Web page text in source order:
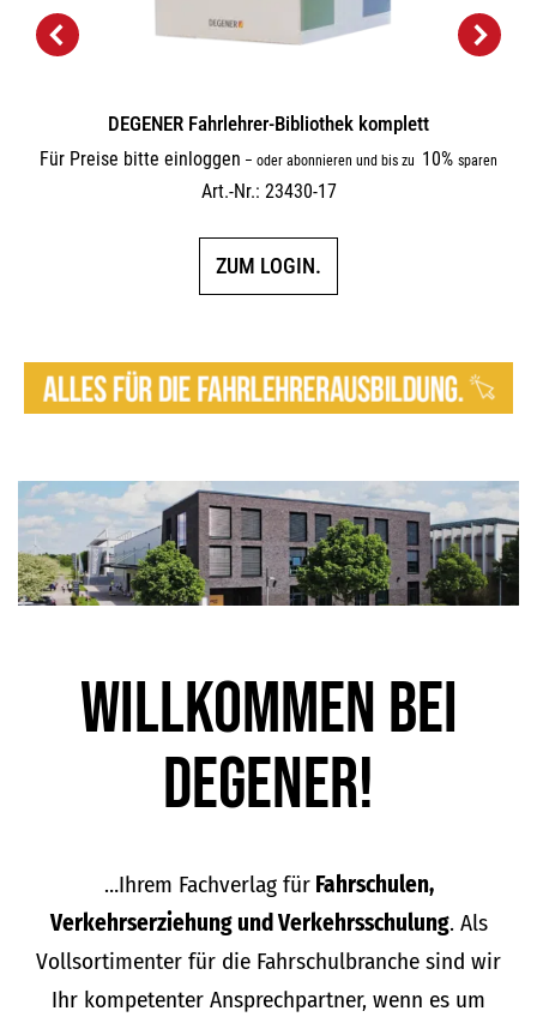
DEGENER Fahrlehrer-Bibliothek komplett
Für Preise bitte einloggen – oder abonnieren und bis zu 10% sparen
Art.-Nr.: 23430-17
ZUM LOGIN.
Willkommen bei
DEGENER!
…Ihrem Fachverlag fürFahrschulen,
Verkehrserziehung und Verkehrsschulung. Als
Vollsortimenter für die Fahrschulbranche sind wir
Ihr kompetenter Ansprechpartner, wenn es um